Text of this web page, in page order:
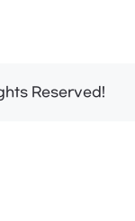
Reserved!